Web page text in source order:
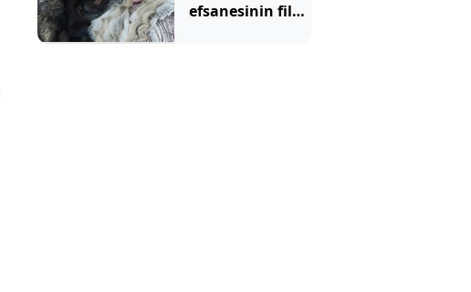
efsanesinin filmi